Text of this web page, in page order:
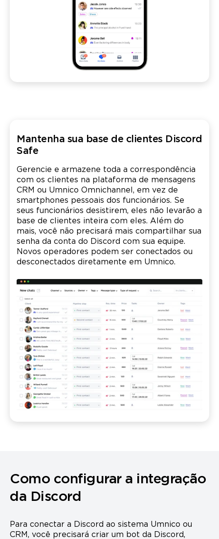
Mantenha sua base de clientes Discord
Safe
Gerencie e armazene toda a correspondência
com os clientes na plataforma de mensagens
CRM ou Umnico Omnichannel, em vez de
smartphones pessoais dos funcionários. Se
seus funcionários desistirem, eles não levarão a
base de clientes inteira com eles. Além do
mais, você não precisará mais compartilhar sua
senha da conta do Discord com sua equipe.
Novos operadores podem ser conectados ou
desconectados diretamente em Umnico.
Como configurar a integração
da Discord
Para conectar a Discord ao sistema Umnico ou
CRM, você precisará criar um bot da Discord,